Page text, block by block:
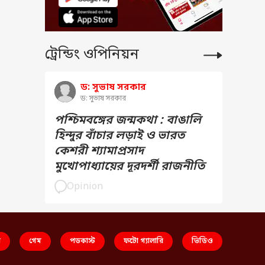
ট্রেন্ডিং ওপিনিয়ন
ড: সুভাষ সরকার
ড: সুভাষ সরকার
পশ্চিমবঙ্গের জন্মকথা : বাঙালি
হিন্দুর বাঁচার লড়াই ও ভারত
কেশরী শ্যামাপ্রসাদ
মুখোপাধ্যায়ের দূরদর্শী রাজনীতি
Opinion
গেম পডকাস্ট ফটো গ্যালারি ভিডিও